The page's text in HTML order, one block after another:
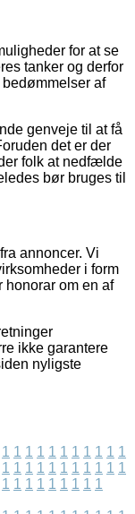
for at se
tanker og derfor
af
genveje til at få
det er der
folk at nedfælde
bør bruges til
annoncer. Vi
i form
honorar om en af
ikke garantere
nyligste
1 1 1 1 1 1 1 1 1 1 1
1 1 1 1 1 1 1 1 1 1 1
1 1 1 1 1 1 1 1 1